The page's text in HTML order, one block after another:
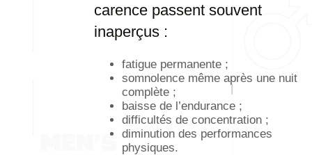
carence passent souvent
inaperçus :
fatigue permanente ;
somnolence même après une nuit
complète ;
baisse de l’endurance ;
difficultés de concentration ;
diminution des performances
physiques.